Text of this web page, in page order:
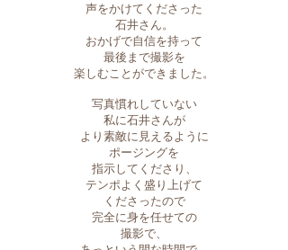
声をかけてくださった
石井さん。
おかげで自信を持って
最後まで撮影を
楽しむことができました。
写真慣れしていない
私に石井さんが
より素敵に見えるように
ポージングを
指示してくださり、
テンポよく盛り上げて
くださったので
完全に身を任せての
撮影で、